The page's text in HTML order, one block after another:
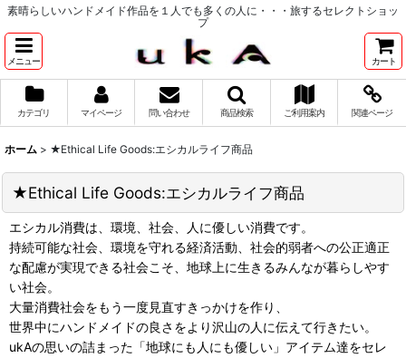
素晴らしいハンドメイド作品を１人でも多くの人に・・・旅するセレクトショッ
プ
メニュー カート
カテゴリ マイページ 問い合わせ 商品検索 ご利用案内 関連ページ
ホーム > ★Ethical Life Goods:エシカルライフ商品
★Ethical Life Goods:エシカルライフ商品
エシカル消費は、環境、社会、人に優しい消費です。
持続可能な社会、環境を守れる経済活動、社会的弱者への公正適正
な配慮が実現できる社会こそ、地球上に生きるみんなが暮らしやす
い社会。
大量消費社会をもう一度見直すきっかけを作り、
世界中にハンドメイドの良さをより沢山の人に伝えて行きたい。
ukAの思いの詰まった「地球にも人にも優しい」アイテム達をセレ